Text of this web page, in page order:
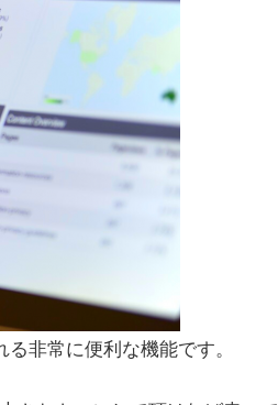
非常に便利な機能です。